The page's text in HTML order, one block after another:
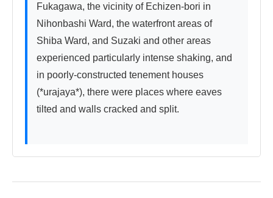
Fukagawa, the vicinity of Echizen-bori in
Nihonbashi Ward, the waterfront areas of
Shiba Ward, and Suzaki and other areas
experienced particularly intense shaking, and
in poorly-constructed tenement houses
(*urajaya*), there were places where eaves
tilted and walls cracked and split.